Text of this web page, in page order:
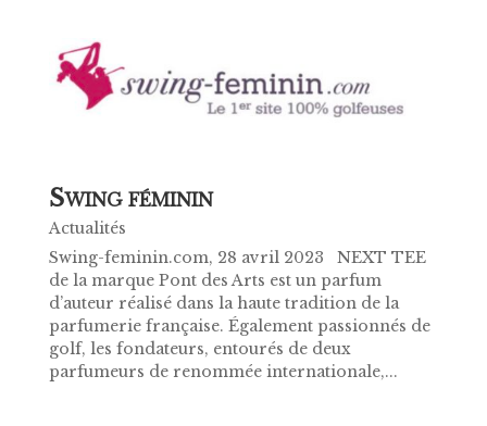
SWING FÉMININ
Actualités
Swing-feminin.com, 28 avril 2023 NEXT TEE
de la marque Pont des Arts est un parfum
d’auteur réalisé dans la haute tradition de la
parfumerie française. Également passionnés de
golf, les fondateurs, entourés de deux
parfumeurs de renommée internationale,...